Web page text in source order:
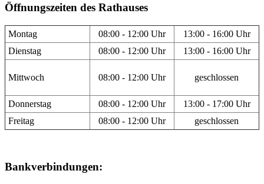
Öffnungszeiten des Rathauses
Montag 08:00 - 12:00 Uhr
13:00 - 16:00 Uhr
Dienstag
08:00 - 12:00 Uhr 13:00 - 16:00 Uhr
Mittwoch 08:00 - 12:00 Uhr geschlossen
Donnerstag 08:00 - 12:00 Uhr
13:00 - 17:00 Uhr
Freitag
08:00 - 12:00 Uhr geschlossen
Bankverbindungen: